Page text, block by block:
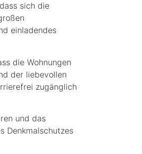
sich die
einladendes
die Wohnungen
der liebevollen
zugänglich
und das
Denkmalschutzes